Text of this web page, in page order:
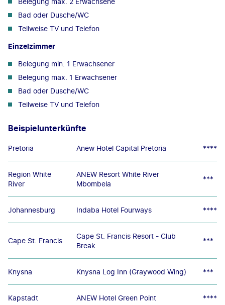
Bad oder Dusche/WC
Teilweise TV und Telefon
Einzelzimmer
Belegung min. 1 Erwachsener
Belegung max. 1 Erwachsener
Bad oder Dusche/WC
Teilweise TV und Telefon
Beispielunterkünfte
Pretoria Anew Hotel Capital Pretoria ****
Region White
River
ANEW Resort White River
Mbombela
***
Johannesburg Indaba Hotel Fourways ****
Cape St. Francis
Cape St. Francis Resort - Club
Break
***
Knysna Knysna Log Inn (Graywood Wing) ***
Kapstadt ANEW Hotel Green Point ****